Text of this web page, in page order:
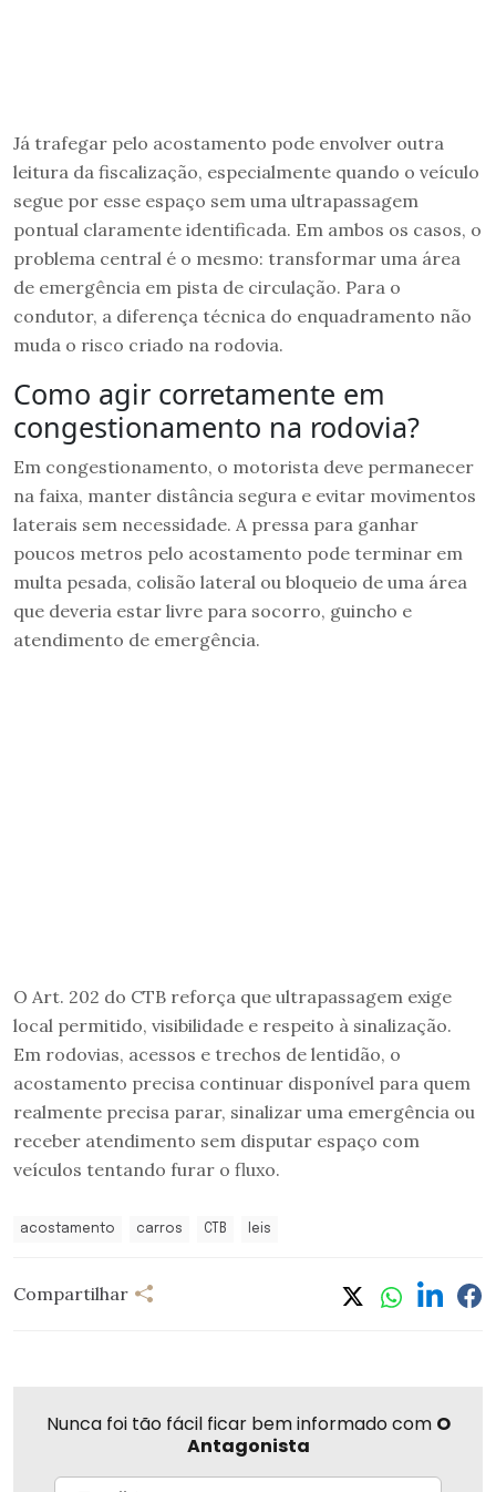
Já trafegar pelo acostamento pode envolver outra
leitura da fiscalização, especialmente quando o veículo
segue por esse espaço sem uma ultrapassagem
pontual claramente identificada. Em ambos os casos, o
problema central é o mesmo: transformar uma área
de emergência em pista de circulação. Para o
condutor, a diferença técnica do enquadramento não
muda o risco criado na rodovia.
Como agir corretamente em
congestionamento na rodovia?
Em congestionamento, o motorista deve permanecer
na faixa, manter distância segura e evitar movimentos
laterais sem necessidade. A pressa para ganhar
poucos metros pelo acostamento pode terminar em
multa pesada, colisão lateral ou bloqueio de uma área
que deveria estar livre para socorro, guincho e
atendimento de emergência.
O Art. 202 do CTB reforça que ultrapassagem exige
local permitido, visibilidade e respeito à sinalização.
Em rodovias, acessos e trechos de lentidão, o
acostamento precisa continuar disponível para quem
realmente precisa parar, sinalizar uma emergência ou
receber atendimento sem disputar espaço com
veículos tentando furar o fluxo.
acostamento carros CTB leis
Compartilhar
Nunca foi tão fácil ficar bem informado com O
Antagonista